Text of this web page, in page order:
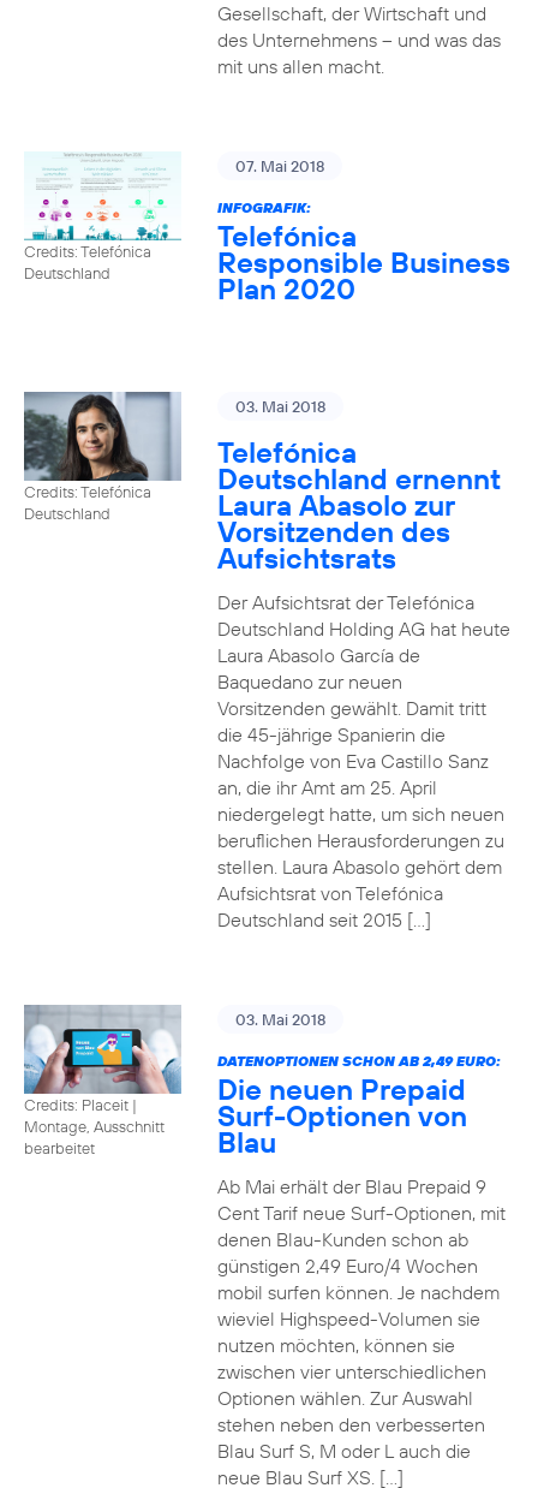
Gesellschaft, der Wirtschaft und
des Unternehmens – und was das
mit uns allen macht.
Credits: Telefónica
Deutschland
07. Mai 2018
INFOGRAFIK:
Telefónica
Responsible Business
Plan 2020
Credits: Telefónica
Deutschland
03. Mai 2018
Telefónica
Deutschland ernennt
Laura Abasolo zur
Vorsitzenden des
Aufsichtsrats
Der Aufsichtsrat der Telefónica
Deutschland Holding AG hat heute
Laura Abasolo García de
Baquedano zur neuen
Vorsitzenden gewählt. Damit tritt
die 45-jährige Spanierin die
Nachfolge von Eva Castillo Sanz
an, die ihr Amt am 25. April
niedergelegt hatte, um sich neuen
beruflichen Herausforderungen zu
stellen. Laura Abasolo gehört dem
Aufsichtsrat von Telefónica
Deutschland seit 2015 […]
Credits: Placeit |
Montage, Ausschnitt
bearbeitet
03. Mai 2018
DATENOPTIONEN SCHON AB 2,49 EURO:
Die neuen Prepaid
Surf-Optionen von
Blau
Ab Mai erhält der Blau Prepaid 9
Cent Tarif neue Surf-Optionen, mit
denen Blau-Kunden schon ab
günstigen 2,49 Euro/4 Wochen
mobil surfen können. Je nachdem
wieviel Highspeed-Volumen sie
nutzen möchten, können sie
zwischen vier unterschiedlichen
Optionen wählen. Zur Auswahl
stehen neben den verbesserten
Blau Surf S, M oder L auch die
neue Blau Surf XS. […]